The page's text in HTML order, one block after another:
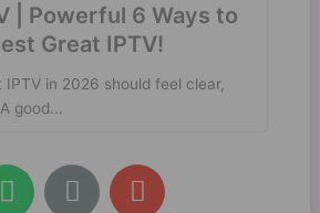
| Powerful 6 Ways to
Great IPTV!
IPTV in 2026 should feel clear,
good...
W
h
L
i
E
n